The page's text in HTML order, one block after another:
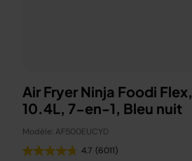
Air Fryer Ninja Foodi Flex,
10.4L, 7-en-1, Bleu nuit
Modèle: AF500EUCYD
4.7 (6011)